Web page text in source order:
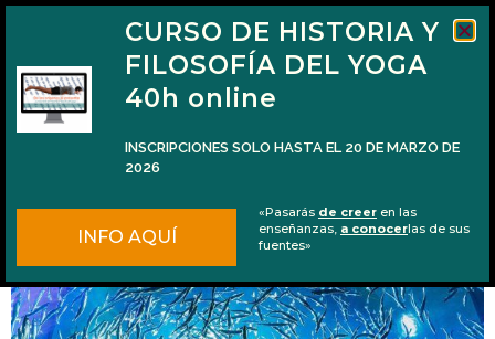
Podcast #09: La práctica del satsaṅga
CURSO DE HISTORIA Y
FILOSOFÍA DEL YOGA
40h online
INSCRIPCIONES SOLO HASTA EL 20 DE MARZO DE
2026
INFO AQUÍ
«Pasarás de creer en las
enseñanzas, a conocerlas de sus
fuentes»